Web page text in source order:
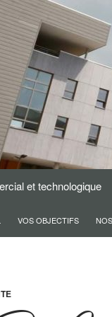
et technologique
VOS OBJECTIFS